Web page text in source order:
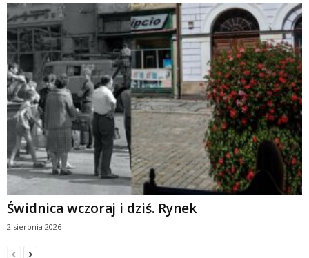
Świdnica wczoraj i dziś. Rynek
2 sierpnia 2026